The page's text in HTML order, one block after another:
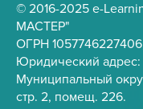
© 2016-2025 e-
МАСТЕР"
ОГРН
Юридический адрес:
Муниципальный
стр. 2, помещ. 226.